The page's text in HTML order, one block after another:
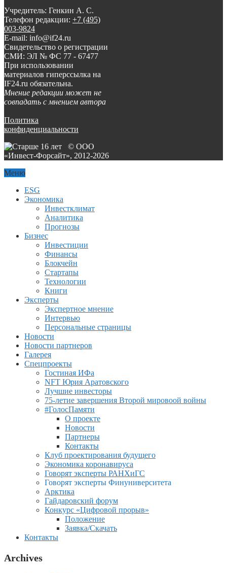
Учредитель: Генкин А. С.
Телефон редакции: +7 (495)
003-9824
E-mail: info@if24.ru
Свидетельство о регистрации
СМИ: ЭЛ № ФС 77 - 67477
При использовании
материалов гиперссылка на
IF24.ru обязательна.
Мнение редакции может не
совпадать с мнением автора
Политика
конфиденциальности
© ООО
«Инвест-Форсайт», 2012-2026
Меню
ESG
Экономика
Инвестклимат
Аналитика
Прогнозы
Бизнес
Инвестиции
Финансы
Блокчейн
Стартапы
Технологии
Книги
Эксперты
Экспертное мнение
Интервью
Персональные страницы
Новости
Новости партнеров
Галерея
Спецпроекты
Гостиная ИФа
NFT Юрия Аратовского
Лучшие инвесторы
75-летие завершения Второй мировоой войны
#ГолосПамяти
О проекте
Новости
Партнеры
Контакты
Клуб проектирования будущего
Экономика коронавируса
Говорят эксперты РАНХиГС
Говорят эксперты Финуниверситета
Арктика
Гайдаровский форум
Конкурс «Цифровой прорыв»
Положение
Заявка/Скачать
Контакты
Archives